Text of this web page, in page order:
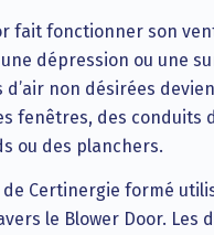
fait fonctionner son
dépression ou une
d’air non désirées
fenêtres, des conduits
ou des planchers.
Certinergie formé
le Blower Door.